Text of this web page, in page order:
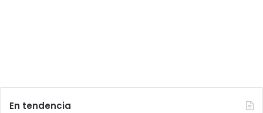
En tendencia